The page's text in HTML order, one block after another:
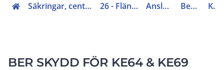
Säkringar, centraler, skåp, elfördelning (20-29) 26 - Flänsar och profilskenor Anslutningsklämmor Beröringsskydd KEL64
BER SKYDD FÖR KE64 & KE69